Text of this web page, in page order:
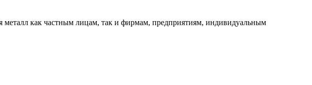
металл как частным лицам, так и фирмам, предприятиям, индивидуальным